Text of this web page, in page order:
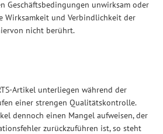
Geschäftsbedingungen unwirksam oder
Wirksamkeit und Verbindlichkeit der
nicht berührt.
Artikel unterliegen während der
einer strengen Qualitätskontrolle.
dennoch einen Mangel aufweisen, der
zurückzuführen ist, so steht